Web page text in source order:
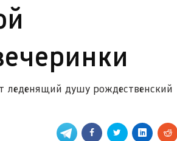
леденящий душу рождественский